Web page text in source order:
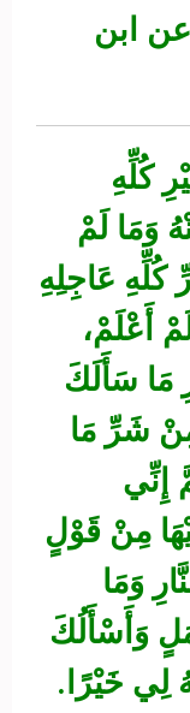
ومسلم (1797) عن ابن
كُلِّهِ
وَمَا لَمْ
كُلِّهِ عَاجِلِهِ
أَعْلَمْ،
مَا سَأَلَكَ
شَرِّ مَا
إِنِّي
مِنْ قَوْلٍ
وَمَا
وَأَسْأَلُكَ
لِي خَيْرًا.